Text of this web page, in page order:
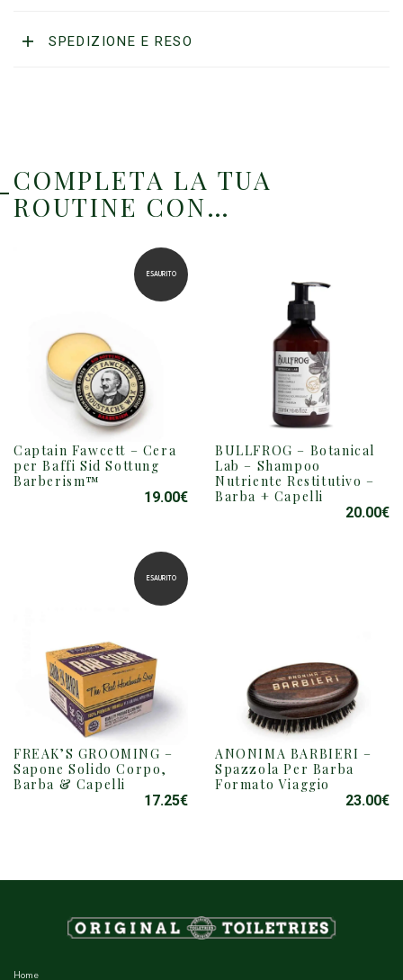
SPEDIZIONE E RESO
COMPLETA LA TUA
ROUTINE CON…
ESAURITO
Captain Fawcett – Cera
per Baffi Sid Sottung
Barberism™
19.00€
BULLFROG – Botanical
Lab – Shampoo
Nutriente Restitutivo –
Barba + Capelli
20.00€
ESAURITO
FREAK’S GROOMING –
Sapone Solido Corpo,
Barba & Capelli
17.25€
ANONIMA BARBIERI –
Spazzola Per Barba
Formato Viaggio
23.00€
Home